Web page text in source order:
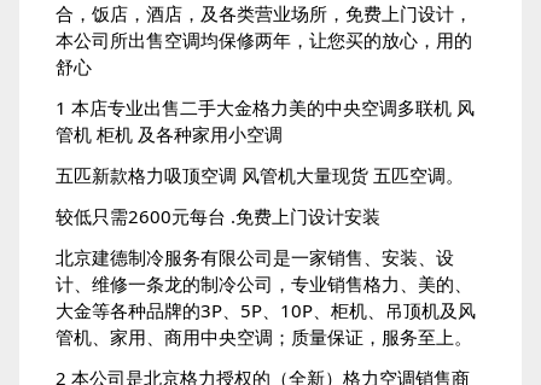
合，饭店，酒店，及各类营业场所，免费上门设计，
本公司所出售空调均保修两年，让您买的放心，用的
舒心
1 本店专业出售二手大金格力美的中央空调多联机 风
管机 柜机 及各种家用小空调
五匹新款格力吸顶空调 风管机大量现货 五匹空调。
较低只需2600元每台 .免费上门设计安装
北京建德制冷服务有限公司是一家销售、安装、设
计、维修一条龙的制冷公司，专业销售格力、美的、
大金等各种品牌的3P、5P、10P、柜机、吊顶机及风
管机、家用、商用中央空调；质量保证，服务至上。
2 本公司是北京格力授权的（全新）格力空调销售商